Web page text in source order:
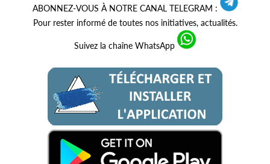
ABONNEZ-VOUS À NOTRE CANAL TELEGRAM :
Pour rester informé de toutes nos initiatives, actualités.
Suivez la chaîne WhatsApp